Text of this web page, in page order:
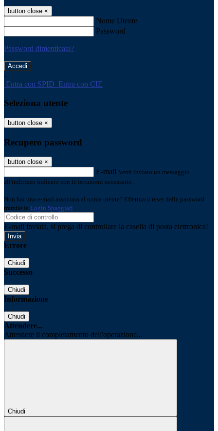
button close ×
Nome Utente
Password
Password dimenticata?
-
Entra con SPID Entra con CIE
Seleziona utente
button close ×
Recupero password
button close ×
E-mail Verrà inviato un messaggio
all'indirizzo indicato con le istruzioni necessarie.
Non hai una e-mail associata al nome utente? Effettua il reset della password
tramite la Login Spaggiari
E-mail inviata, si prega di controllare la casella di posta elettronica!
Errore
Chiudi
Successo
Chiudi
Informazione
Chiudi
Attendere...
Attendere il completamento dell'operazione...
Chiudi